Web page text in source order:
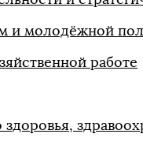
и молодёжной
работе